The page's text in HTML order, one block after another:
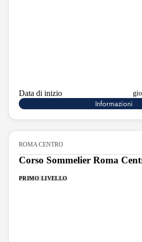
Data di inizio
Informazioni
ROMA CENTRO
Corso Sommelier Roma
PRIMO LIVELLO